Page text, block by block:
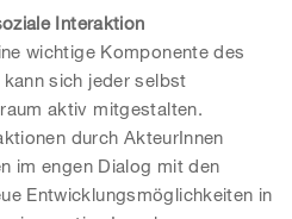
Interaktion
wichtige Komponente des
sich jeder selbst
aktiv mitgestalten.
durch AkteurInnen
im engen Dialog mit den
Entwicklungsmöglichkeiten in